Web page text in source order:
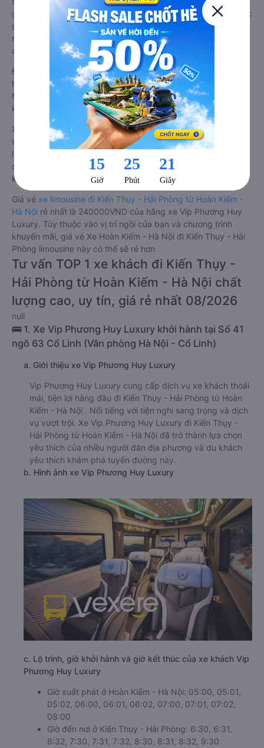
giữa khoang lái và khoang hành khách. Khoảng cách giữa các
ghế ngồi rất thoải mái, không nhồi nhét. Luôn đáp ứng được
nhu cầu về sang trọng, thoải mái và tiện nghi trong việc di
chuyển.
Đây là loại xe Hoàn Kiếm - Hà Nội Kiến Thụy - Hải Phòng có
hỗ trợ đón/trả tận nơi miễn phí tại nội thành Hoàn Kiếm - Hà
Nội và nội thành Kiến Thụy - Hải Phòng, rất thuận tiện cho du
khách.
Xe Hoàn Kiếm - Hà Nội Kiến Thụy - Hải Phòng limousine tốt
nhất: Xe từ Hoàn Kiếm - Hà Nội đi Kiến Thụy - Hải Phòng
limousine được đánh giá chung có chất lượng Tốt với điểm
đánh giá trung bình từ 4.7/5 dựa trên 235 phản hồi của hành
khách Xe về Kiến Thụy - Hải Phòng từ Hoàn Kiếm - Hà Nội.
Giá vé xe limousine đi Kiến Thụy - Hải Phòng từ Hoàn Kiếm -
Hà Nội rẻ nhất là 240000VND của hãng xe Vip Phương Huy
Luxury. Tùy thuộc vào vị trí ngồi của bạn và chương trình
khuyến mãi, giá vé Xe Hoàn Kiếm - Hà Nội đi Kiến Thụy - Hải
Phòng limousine này có thể sẽ rẻ hơn
Tư vấn TOP 1 xe khách đi Kiến Thụy -
Hải Phòng từ Hoàn Kiếm - Hà Nội chất
lượng cao, uy tín, giá rẻ nhất 08/2026
null
🚌 1. Xe Vip Phương Huy Luxury khởi hành tại Số 41
ngõ 63 Cổ Linh (Văn phòng Hà Nội - Cổ Linh)
a. Giới thiệu xe Vip Phương Huy Luxury
Vip Phương Huy Luxury cung cấp dịch vụ xe khách thoải
mái, tiện lợi hàng đầu đi Kiến Thụy - Hải Phòng từ Hoàn
Kiếm - Hà Nội . Nổi tiếng với tiện nghi sang trọng và dịch
vụ vượt trội. Xe Vip Phương Huy Luxury đi Kiến Thụy -
Hải Phòng từ Hoàn Kiếm - Hà Nội đã trở thành lựa chọn
yêu thích của nhiều người dân địa phương và du khách
yêu thích khám phá tuyến đường này.
b. Hình ảnh xe Vip Phương Huy Luxury
c. Lộ trình, giờ khởi hành và giờ kết thúc của xe khách Vip
Phương Huy Luxury
Giờ xuất phát ở Hoàn Kiếm - Hà Nội: 05:00, 05:01,
05:02, 06:00, 06:01, 06:02, 07:00, 07:01, 07:02,
08:00
Giờ đến nơi ở Kiến Thụy - Hải Phòng: 6:30, 6:31,
6:32, 7:30, 7:31, 7:32, 8:30, 8:31, 8:32, 9:30